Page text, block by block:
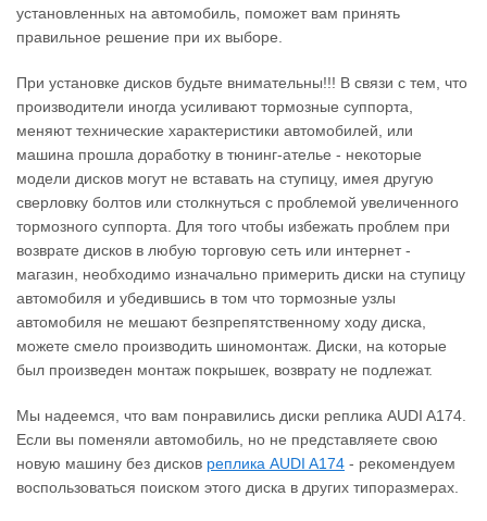
установленных на автомобиль, поможет вам принять
правильное решение при их выборе.
При установке дисков будьте внимательны!!! В связи с тем, что
производители иногда усиливают тормозные суппорта,
меняют технические характеристики автомобилей, или
машина прошла доработку в тюнинг-ателье - некоторые
модели дисков могут не вставать на ступицу, имея другую
сверловку болтов или столкнуться с проблемой увеличенного
тормозного суппорта. Для того чтобы избежать проблем при
возврате дисков в любую торговую сеть или интернет -
магазин, необходимо изначально примерить диски на ступицу
автомобиля и убедившись в том что тормозные узлы
автомобиля не мешают безпрепятственному ходу диска,
можете смело производить шиномонтаж. Диски, на которые
был произведен монтаж покрышек, возврату не подлежат.
Мы надеемся, что вам понравились диски реплика AUDI A174.
Если вы поменяли автомобиль, но не представляете свою
новую машину без дисков реплика AUDI A174 ‐ рекомендуем
воспользоваться поиском этого диска в других типоразмерах.